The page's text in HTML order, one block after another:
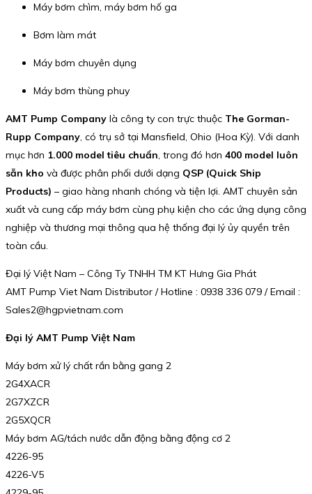
Máy bơm chìm, máy bơm hố ga
Bơm làm mát
Máy bơm chuyên dụng
Máy bơm thùng phuy
AMT Pump Company là công ty con trực thuộc The Gorman-
Rupp Company, có trụ sở tại Mansfield, Ohio (Hoa Kỳ). Với danh
mục hơn 1.000 model tiêu chuẩn, trong đó hơn 400 model luôn
sẵn kho và được phân phối dưới dạng QSP (Quick Ship
Products) – giao hàng nhanh chóng và tiện lợi. AMT chuyên sản
xuất và cung cấp máy bơm cùng phụ kiện cho các ứng dụng công
nghiệp và thương mại thông qua hệ thống đại lý ủy quyền trên
toàn cầu.
Đại lý Việt Nam – Công Ty TNHH TM KT Hưng Gia Phát
AMT Pump Viet Nam Distributor / Hotline : 0938 336 079 / Email :
Sales2@hgpvietnam.com
Đại lý AMT Pump Việt Nam
Máy bơm xử lý chất rắn bằng gang 2
2G4XACR
2G7XZCR
2G5XQCR
Máy bơm AG/tách nước dẫn động bằng động cơ 2
4226-95
4226-V5